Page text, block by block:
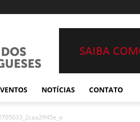
NOTÍCIAS CONTATO